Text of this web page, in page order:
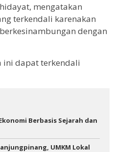
mengatakan
terkendali karenakan
dengan
ini dapat terkendali
Berbasis Sejarah dan
UMKM Lokal